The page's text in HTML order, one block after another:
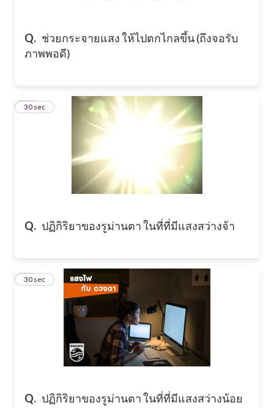
Q. ช่วยกระจายแสง ให้ไปตกไกลขึ้น (ถึงจอรับ
ภาพพอดี)
Q. ปฏิกิริยาของรูม่านตา ในที่ที่มีแสงสว่างจ้า
19
30 sec
Q. ปฏิกิริยาของรูม่านตา ในที่ที่มีแสงสว่างน้อย
20
30 sec